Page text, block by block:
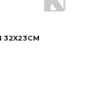
32X23CM